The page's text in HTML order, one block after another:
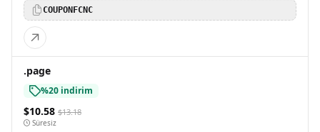
COUPONFCNC
.page
%20 indirim
$10.58 $13.18
Süresiz